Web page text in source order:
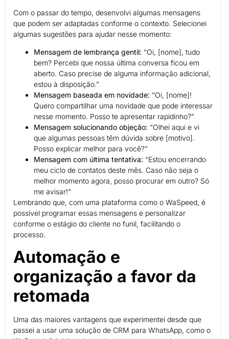
Com o passar do tempo, desenvolvi algumas mensagens
que podem ser adaptadas conforme o contexto. Selecionei
algumas sugestões para ajudar nesse momento:
Mensagem de lembrança gentil: “Oi, [nome], tudo
bem? Percebi que nossa última conversa ficou em
aberto. Caso precise de alguma informação adicional,
estou à disposição.”
Mensagem baseada em novidade: “Oi, [nome]!
Quero compartilhar uma novidade que pode interessar
nesse momento. Posso te apresentar rapidinho?”
Mensagem solucionando objeção: “Olhei aqui e vi
que algumas pessoas têm dúvida sobre [motivo].
Posso explicar melhor para você?”
Mensagem com última tentativa: “Estou encerrando
meu ciclo de contatos deste mês. Caso não seja o
melhor momento agora, posso procurar em outro? Só
me avisar!”
Lembrando que, com uma plataforma como o WaSpeed, é
possível programar essas mensagens e personalizar
conforme o estágio do cliente no funil, facilitando o
processo.
Automação e
organização a favor da
retomada
Uma das maiores vantagens que experimentei desde que
passei a usar uma solução de CRM para WhatsApp, como o